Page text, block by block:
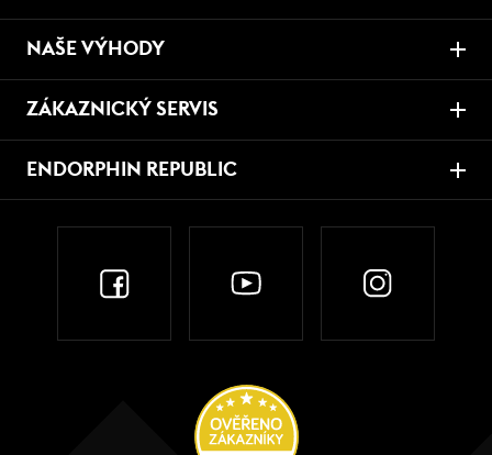
NAŠE VÝHODY
ZÁKAZNICKÝ SERVIS
ENDORPHIN REPUBLIC